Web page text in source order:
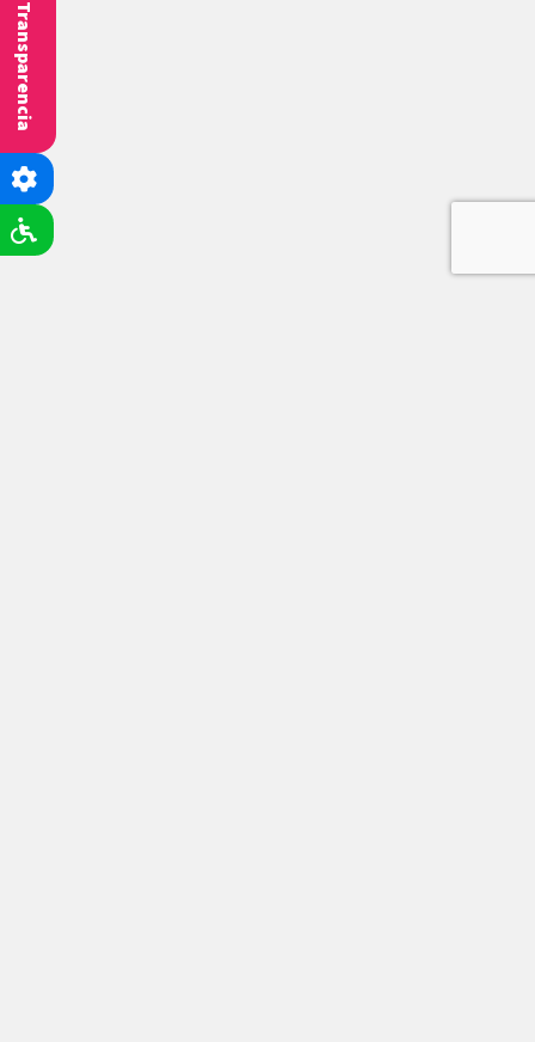
Transparencia